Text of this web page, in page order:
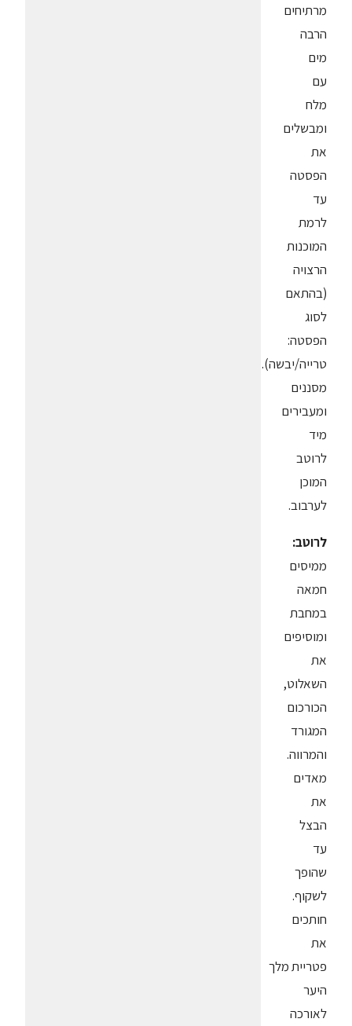
מרתיחים
הרבה
מים
עם
מלח
ומבשלים
את
הפסטה
עד
לרמת
המוכנות
הרצויה
(בהתאם
לסוג
הפסטה:
טרייה/יבשה).
מסננים
ומעבירים
מיד
לרוטב
המוכן
לערבוב.
לרוטב:
ממיסים
חמאה
במחבת
ומוסיפים
את
השאלוט,
הכורכום
המגורד
והמרווה.
מאדים
את
הבצל
עד
שהופך
לשקוף.
חותכים
את
פטריית מלך
היער
לאורכה